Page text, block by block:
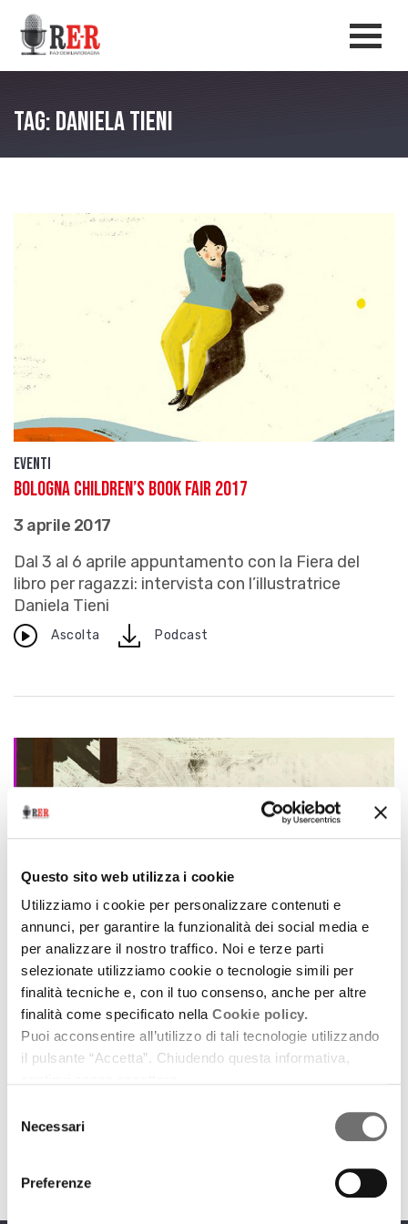
Questo sito web utilizza i cookie
Utilizziamo i cookie per personalizzare contenuti e
annunci, per garantire la funzionalità dei social media e
per analizzare il nostro traffico. Noi e terze parti
selezionate utilizziamo cookie o tecnologie simili per
finalità tecniche e, con il tuo consenso, anche per altre
finalità come specificato nella Cookie policy.
Puoi acconsentire all’utilizzo di tali tecnologie utilizzando
il pulsante “Accetta”. Chiudendo questa informativa,
delNecessari
Preferenze
Salta al contenuto principale
Tag: Daniela Tieni
Eventi
Bologna Children’s Book Fair 2017
3 aprile 2017
Dal 3 al 6 aprile appuntamento con la Fiera del
libro per ragazzi: intervista con l’illustratrice
Daniela Tieni
Ascolta downloadPodcast
Racconti d'autore
Affinché possano fiorire
24 novembre 2016